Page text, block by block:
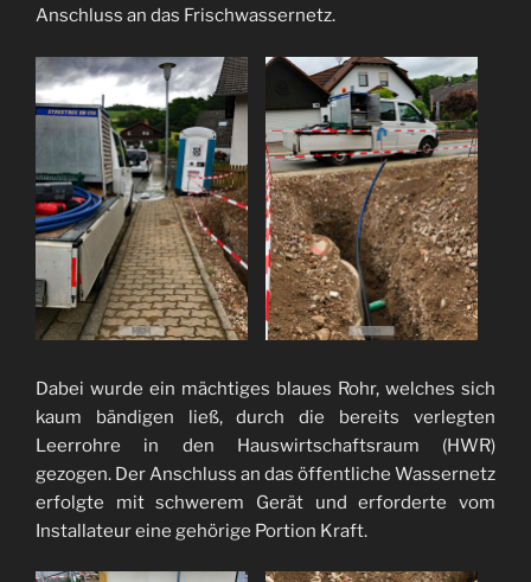
Anschluss an das Frischwassernetz.
Dabei wurde ein mächtiges blaues Rohr, welches sich
kaum bändigen ließ, durch die bereits verlegten
Leerrohre in den Hauswirtschaftsraum (HWR)
gezogen. Der Anschluss an das öffentliche Wassernetz
erfolgte mit schwerem Gerät und erforderte vom
Installateur eine gehörige Portion Kraft.